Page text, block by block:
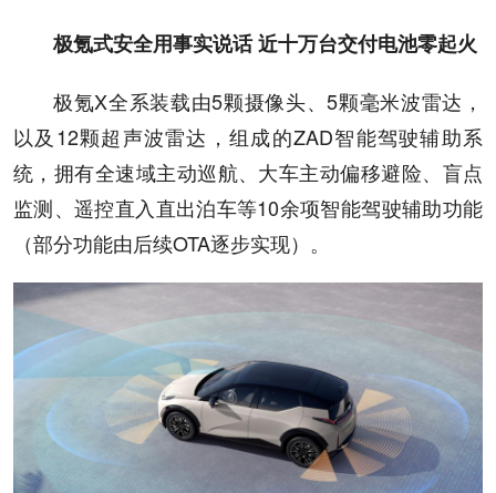
极氪式安全用事实说话 近十万台交付电池零起火
极氪X全系装载由5颗摄像头、5颗毫米波雷达，
以及12颗超声波雷达，组成的ZAD智能驾驶辅助系
统，拥有全速域主动巡航、大车主动偏移避险、盲点
监测、遥控直入直出泊车等10余项智能驾驶辅助功能
（部分功能由后续OTA逐步实现）。